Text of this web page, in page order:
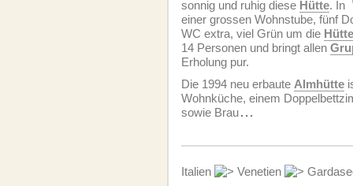
sonnig und ruhig diese Hütte. In
einer grossen Wohnstube, fünf
WC extra, viel Grün um die Hütte
14 Personen und bringt allen
Erholung pur.
Die 1994 neu erbaute Almhütte
Wohnküche, einem
sowie Brau...
Italien Venetien